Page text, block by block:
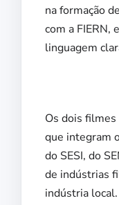
na formação
com a FIERN,
linguagem
Os dois
que integram
do SESI, do
de indústrias
indústria local.